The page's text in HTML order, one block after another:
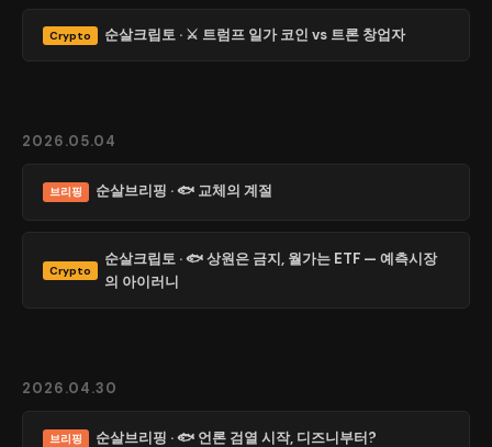
Crypto 순살크립토 · ⚔️ 트럼프 일가 코인 vs 트론 창업자
2026.05.04
브리핑 순살브리핑 · 🐟 교체의 계절
Crypto
순살크립토 · 🐟 상원은 금지, 월가는 ETF — 예측시장
의 아이러니
2026.04.30
브리핑 순살브리핑 · 🐟 언론 검열 시작, 디즈니부터?